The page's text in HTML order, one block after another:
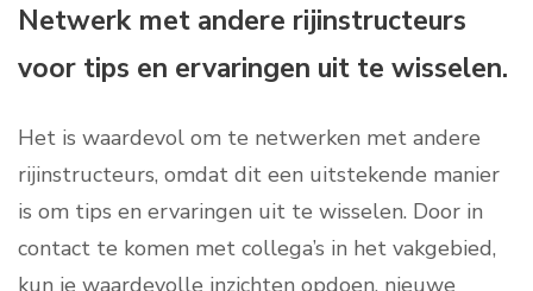
Netwerk met andere rijinstructeurs
voor tips en ervaringen uit te wisselen.
Het is waardevol om te netwerken met andere
rijinstructeurs, omdat dit een uitstekende manier
is om tips en ervaringen uit te wisselen. Door in
contact te komen met collega’s in het vakgebied,
kun je waardevolle inzichten opdoen, nieuwe